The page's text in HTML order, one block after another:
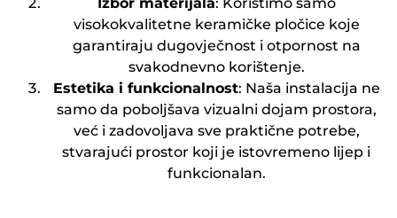
Izbor materijala: Koristimo samo
visokokvalitetne keramičke pločice koje
garantiraju dugovječnost i otpornost na
svakodnevno korištenje.
Estetika i funkcionalnost: Naša instalacija ne
samo da poboljšava vizualni dojam prostora,
već i zadovoljava sve praktične potrebe,
stvarajući prostor koji je istovremeno lijep i
funkcionalan.